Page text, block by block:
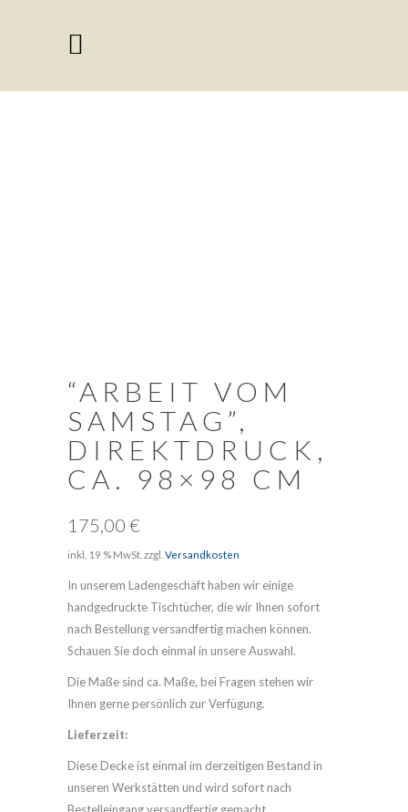
“ARBEIT VOM
SAMSTAG”,
DIREKTDRUCK,
CA. 98×98 CM
175,00 €
inkl. 19 % MwSt. zzgl. Versandkosten
In unserem Ladengeschäft haben wir einige
handgedruckte Tischtücher, die wir Ihnen sofort
nach Bestellung versandfertig machen können.
Schauen Sie doch einmal in unsere Auswahl.
Die Maße sind ca. Maße, bei Fragen stehen wir
Ihnen gerne persönlich zur Verfügung.
Lieferzeit:
Diese Decke ist einmal im derzeitigen Bestand in
unseren Werkstätten und wird sofort nach